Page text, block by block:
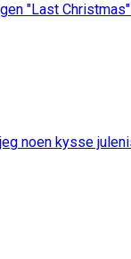
"Last
noen kysse